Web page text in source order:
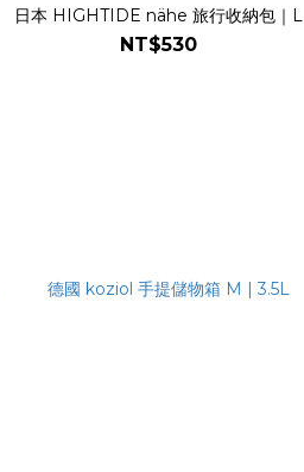
日本 HIGHTIDE nähe 旅行收納包｜L
NT$530